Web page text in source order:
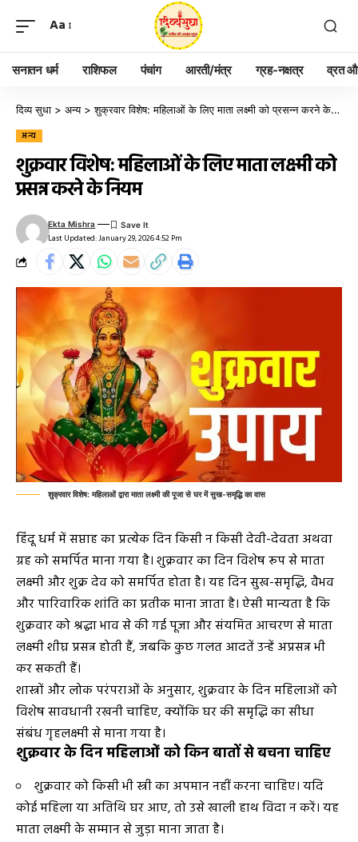
Aa
सनातन धर्म राशिफल पंचांग आरती/मंत्र ग्रह-नक्षत्र व्रत
दिव्य सुधा > अन्य>शुक्रवार विशेष: महिलाओं के लिए माता लक्ष्मी को प्रसन्न करने के नियम
अन्य
शुक्रवार विशेष: महिलाओं के लिए माता लक्ष्मी को
प्रसन्न करने के नियम
Last Updated: January 29, 2026 4:52 Pm
Ekta Mishra
शुक्रवार विशेष: महिलाओं द्वारा माता लक्ष्मी की पूजा से घर में सुख-समृद्धि का वास
हिंदू धर्म में सप्ताह का प्रत्येक दिन किसी न किसी देवी-देवता अथवा
ग्रह को समर्पित माना गया है। शुक्रवार का दिन विशेष रूप से माता
लक्ष्मी और शुक्र देव को समर्पित होता है। यह दिन सुख-समृद्धि, वैभव
और पारिवारिक शांति का प्रतीक माना जाता है। ऐसी मान्यता है कि
शुक्रवार को श्रद्धा भाव से की गई पूजा और संयमित आचरण से माता
लक्ष्मी शीघ्र प्रसन्न होती हैं, जबकि कुछ गलत आदतें उन्हें अप्रसन्न भी
कर सकती हैं।
शास्त्रों और लोक परंपराओं के अनुसार, शुक्रवार के दिन महिलाओं को
विशेष सावधानी रखनी चाहिए, क्योंकि घर की समृद्धि का सीधा
संबंध गृहलक्ष्मी से माना गया है।
शुक्रवार के दिन महिलाओं को किन बातों से बचना चाहिए
शुक्रवार को किसी भी स्त्री का अपमान नहीं करना चाहिए। यदि
कोई महिला या अतिथि घर आए, तो उसे खाली हाथ विदा न करें। यह
माता लक्ष्मी के सम्मान से जुड़ा माना जाता है।